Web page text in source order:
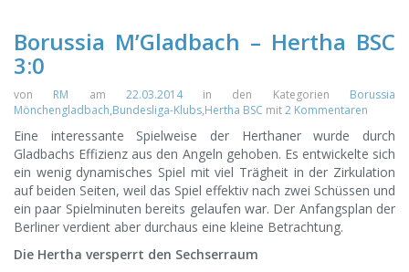
Borussia M’Gladbach – Hertha BSC
3:0
von RM am 22.03.2014in den Kategorien Borussia
Mönchengladbach,Bundesliga-Klubs,Hertha BSC mit2 Kommentaren
Eine interessante Spielweise der Herthaner wurde durch
Gladbachs Effizienz aus den Angeln gehoben. Es entwickelte sich
ein wenig dynamisches Spiel mit viel Trägheit in der Zirkulation
auf beiden Seiten, weil das Spiel effektiv nach zwei Schüssen und
ein paar Spielminuten bereits gelaufen war. Der Anfangsplan der
Berliner verdient aber durchaus eine kleine Betrachtung.
Die Hertha versperrt den Sechserraum